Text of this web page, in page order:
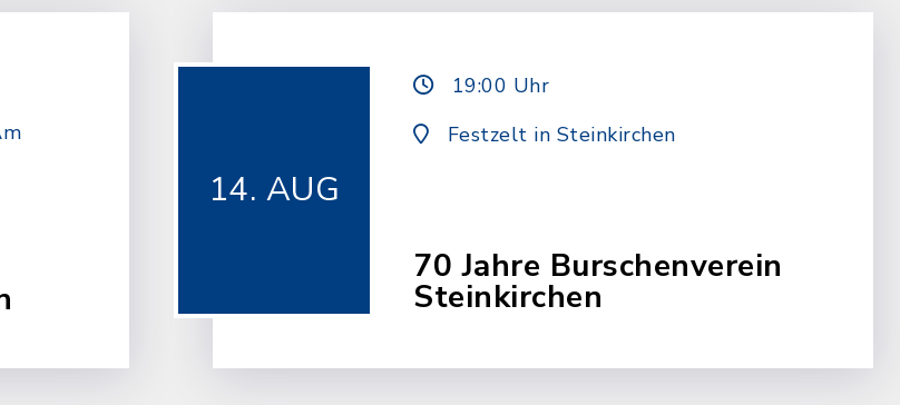
14. AUG
19:00 Uhr
Festzelt in Steinkirchen
70 Jahre Burschenverein
Steinkirchen